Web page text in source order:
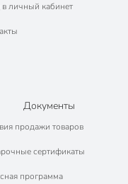
в личный кабинет
Документы
продажи товаров
сертификаты
программа